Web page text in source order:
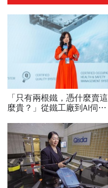
「只有兩根鐵，憑什麼賣這
麼貴？」從鐵工廠到AI伺服
城河創造超高毛利率